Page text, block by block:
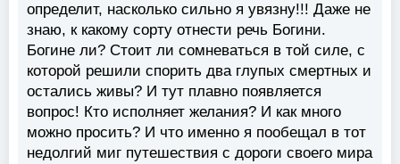
определит, насколько сильно я увязну!!! Даже не
знаю, к какому сорту отнести речь Богини.
Богине ли? Стоит ли сомневаться в той силе, с
которой решили спорить два глупых смертных и
остались живы? И тут плавно появляется
вопрос! Кто исполняет желания? И как много
можно просить? И что именно я пообещал в тот
недолгий миг путешествия с дороги своего мира